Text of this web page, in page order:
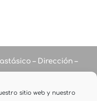
sitio web y nuestro
– Dirección –